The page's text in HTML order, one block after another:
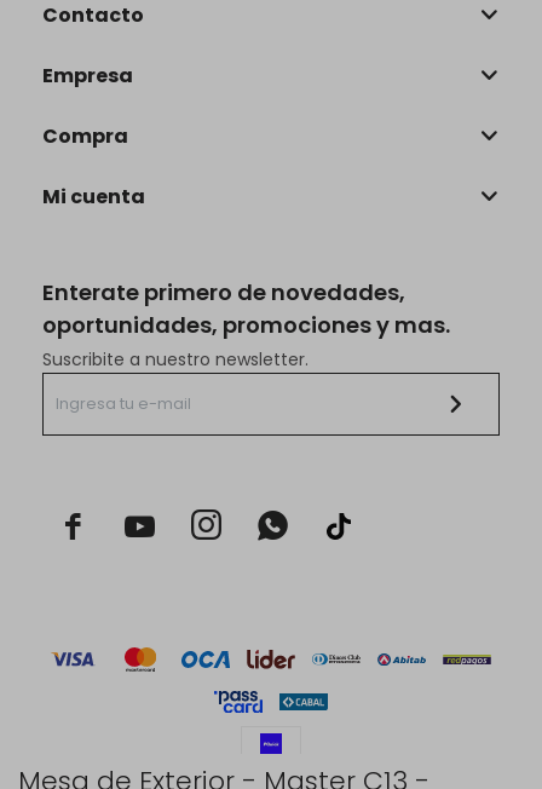
Mesa de Exterior - Master C13 -
Enterate primero de novedades,
oportunidades, promociones y mas.
Suscribite a nuestro newsletter.
  
Contacto
Empresa
Compra
Mi cuenta